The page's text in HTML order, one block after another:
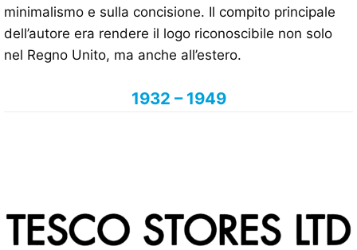
minimalismo e sulla concisione. Il compito principale
dell’autore era rendere il logo riconoscibile non solo
nel Regno Unito, ma anche all’estero.
1932 – 1949